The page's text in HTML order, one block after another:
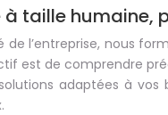
à taille humaine,
de l’entreprise, nous
est de comprendre
adaptées à